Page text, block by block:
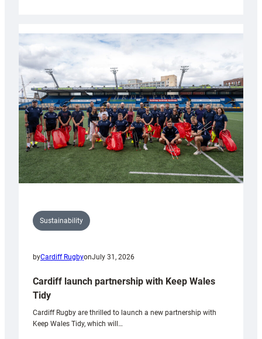
launches
special
Anniversary
Grogg
Sustainability
byCardiff RugbyonJuly 31, 2026
Cardiff launch partnership with Keep Wales
Tidy
Cardiff Rugby are thrilled to launch a new partnership with
Keep Wales Tidy, which will…